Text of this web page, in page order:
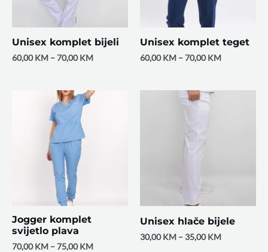
Unisex komplet bijeli
60,00KM –70,00KM
Unisex komplet teget
60,00KM –70,00KM
Jogger komplet
svijetlo plava
70,00KM –75,00KM
Unisex hlače bijele
30,00KM – 35,00KM